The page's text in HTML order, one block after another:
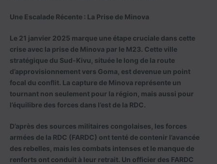
Une Escalade Récente : La Prise de Minova
Le 21 janvier 2025 marque une étape cruciale dans cette
crise avec la prise de Minova par le M23. Cette ville
stratégique du Sud-Kivu, située le long de la route
d’approvisionnement vers Goma, est devenue un point
focal du conflit. La capture de Minova représente un
tournant non seulement pour la région, mais aussi pour
l’équilibre des forces dans l’est de la RDC.
D’après des sources militaires congolaises, les forces
armées de la RDC (FARDC) ont tenté de contenir l’avancée
des rebelles, mais les combats intenses et le manque de
renforts ont conduit à leur retrait. Un officier des FARDC